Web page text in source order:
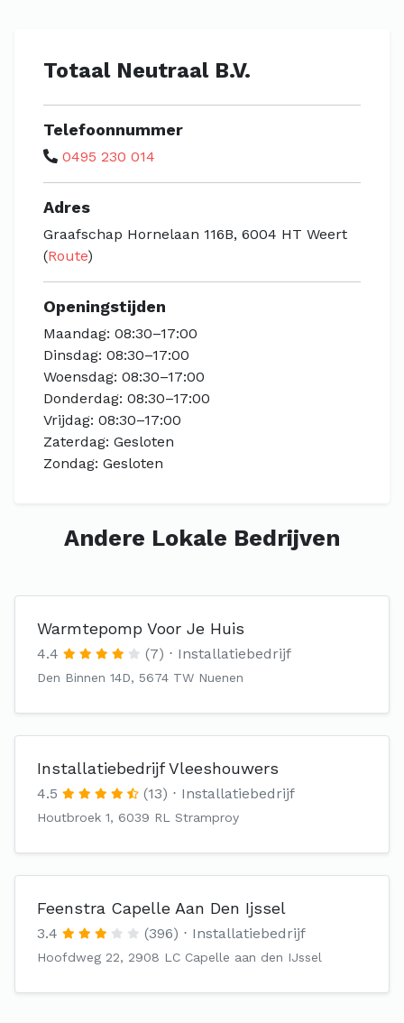
Totaal Neutraal B.V.
Telefoonnummer
0495 230 014
Adres
Graafschap Hornelaan 116B, 6004 HT Weert
(Route)
Openingstijden
Maandag: 08:30–17:00
Dinsdag: 08:30–17:00
Woensdag: 08:30–17:00
Donderdag: 08:30–17:00
Vrijdag: 08:30–17:00
Zaterdag: Gesloten
Zondag: Gesloten
Andere Lokale Bedrijven
Warmtepomp Voor Je Huis
4.4 (7) Installatiebedrijf
Den Binnen 14D, 5674 TW Nuenen
Installatiebedrijf Vleeshouwers
4.5 (13) Installatiebedrijf
Houtbroek 1, 6039 RL Stramproy
Feenstra Capelle Aan Den Ijssel
3.4 (396) Installatiebedrijf
Hoofdweg 22, 2908 LC Capelle aan den IJssel